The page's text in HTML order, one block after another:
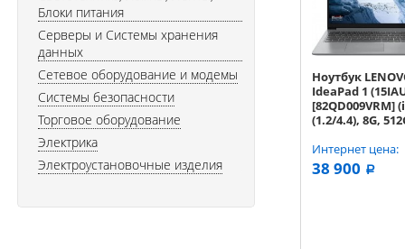
Ноутбук
IdeaPad 1
[82QD009VRM]
(1.2/4.4), 8G,
Gray
Интернет цена:
38 900 a
Блоки питания
Серверы и Системы хранения
данных
Сетевое оборудование и модемы
Системы безопасности
Торговое оборудование
Электрика
Электроустановочные изделия